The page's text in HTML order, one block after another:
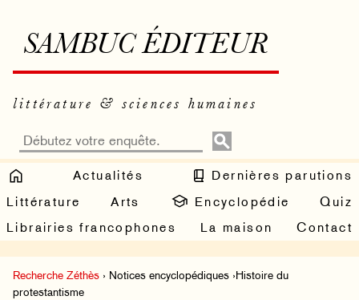
SAMBUC ÉDITEUR
littérature & sciences humaines
Actualités
Dernières parutions
Littérature
Arts Encyclopédie
Quiz
Librairies francophones
La maison Contact
Recherche Zéthès › Notices encyclopédiques ›Histoire du
protestantisme